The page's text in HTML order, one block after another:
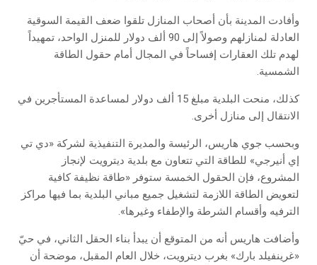
وأفادت المدينة بأن أصحاب المنازل تلقوا ضعف القيمة السوقية
العادلة لمنازلهم وصولاً إلى 90 ألف دولار للمنزل الواحد، تمهيداً
لهدم تلك العقارات إفساحاً في المجال أمام حقول الطاقة
الشمسية.
كذلك، منحت البلدية مبلغ 15 ألف دولار لمساعدة المستأجرين في
الانتقال إلى منازل أخرى.
وبحسب جوي هاريس، الرئيسة والمديرة التنفيذية لشركة «دي تي
إي أنيرجي» للطاقة التي تتعاون مع بلدية ديترويت لإنجاز
المشروع، فإن الحقول الخمسة ستوفر «طاقة نظيفة كافية
لتعويض الطاقة اللازمة لتشغيل جميع مباني البلدية بما فيها مراكز
الترفيه وأقسام الشرطة والإطفاء وغيرها».
وأضافت هاريس أنه من المتوقع أن يبدأ بناء الحقل الثاني، في حيّ
«غرينفيلد بارك» بغرب ديترويت، خلال العام المقبل، موضحة أن